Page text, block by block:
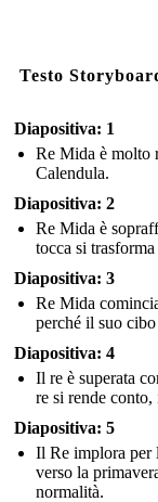
Testo
Diapositiva: 1
Re Mida è molto
Calendula.
Diapositiva: 2
Re Mida è
tocca si
Diapositiva: 3
Re Mida
perché il suo
Diapositiva: 4
Il re è superata
re si rende
Diapositiva: 5
Il Re implora per
verso la
normalità.